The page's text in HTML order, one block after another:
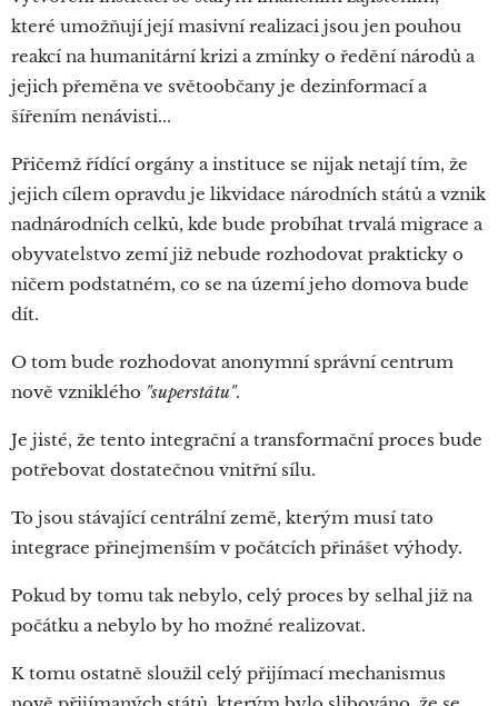
které umožňují její masivní realizaci jsou jen pouhou
reakcí na humanitární krizi a zmínky o ředění národů a
jejich přeměna ve světoobčany je dezinformací a
šířením nenávisti...
Přičemž řídící orgány a instituce se nijak netají tím, že
jejich cílem opravdu je likvidace národních států a vznik
nadnárodních celků, kde bude probíhat trvalá migrace a
obyvatelstvo zemí již nebude rozhodovat prakticky o
ničem podstatném, co se na území jeho domova bude
dít.
O tom bude rozhodovat anonymní správní centrum
nově vzniklého "superstátu".
Je jisté, že tento integrační a transformační proces bude
potřebovat dostatečnou vnitřní sílu.
To jsou stávající centrální země, kterým musí tato
integrace přinejmenším v počátcích přinášet výhody.
Pokud by tomu tak nebylo, celý proces by selhal již na
počátku a nebylo by ho možné realizovat.
K tomu ostatně sloužil celý přijímací mechanismus